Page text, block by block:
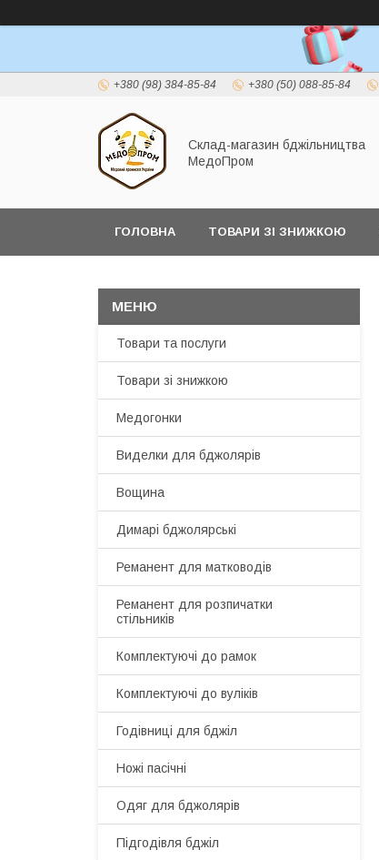
+380 (98) 384-85-84 +380 (50) 088-85-84
Склад-магазин бджільництва
МедоПром
ГОЛОВНА ТОВАРИ ЗІ ЗНИЖКОЮ
Товари та послуги
Товари зі знижкою
Медогонки
Виделки для бджолярів
Вощина
Димарі бджолярські
Реманент для матководів
Реманент для розпичатки
стільників
Комплектуючі до рамок
Комплектуючі до вуліків
Годівниці для бджіл
Ножі пасічні
Одяг для бджолярів
Підгодівля бджіл